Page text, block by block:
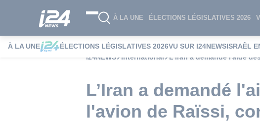
À LA UNE ÉLECTIONS LÉGISLATIVES 2026
À LA UNE ÉLECTIONS LÉGISLATIVES 2026VU SUR I24NEWSISRAËL
i24NEWS
International L’Iran a demandé l'aide
L’Iran a demandé
l'avion de Raïssi,